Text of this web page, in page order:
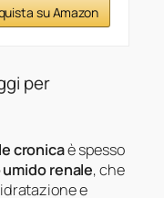
su Amazon
per
cronicaè spesso
renale, che
e